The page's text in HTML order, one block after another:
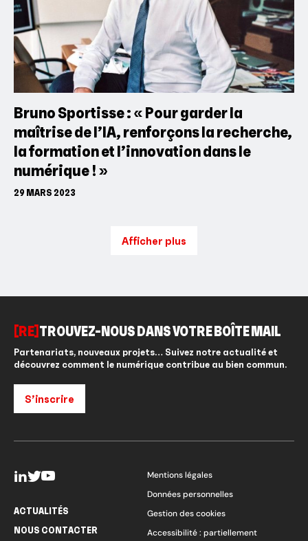
Bruno Sportisse : « Pour garder la
maîtrise de l’IA, renforçons la recherche,
la formation et l’innovation dans le
numérique ! »
29 MARS 2023
Afficher plus
[RE] TROUVEZ-NOUS DANS VOTRE BOÎTE MAIL
Partenariats, nouveaux projets… Suivez notre actualité et
découvrez comment le numérique contribue au bien commun.
S’inscrire
ACTUALITÉS
NOUS CONTACTER
Mentions légales
Données personnelles
Gestion des cookies
Accessibilité : partiellement